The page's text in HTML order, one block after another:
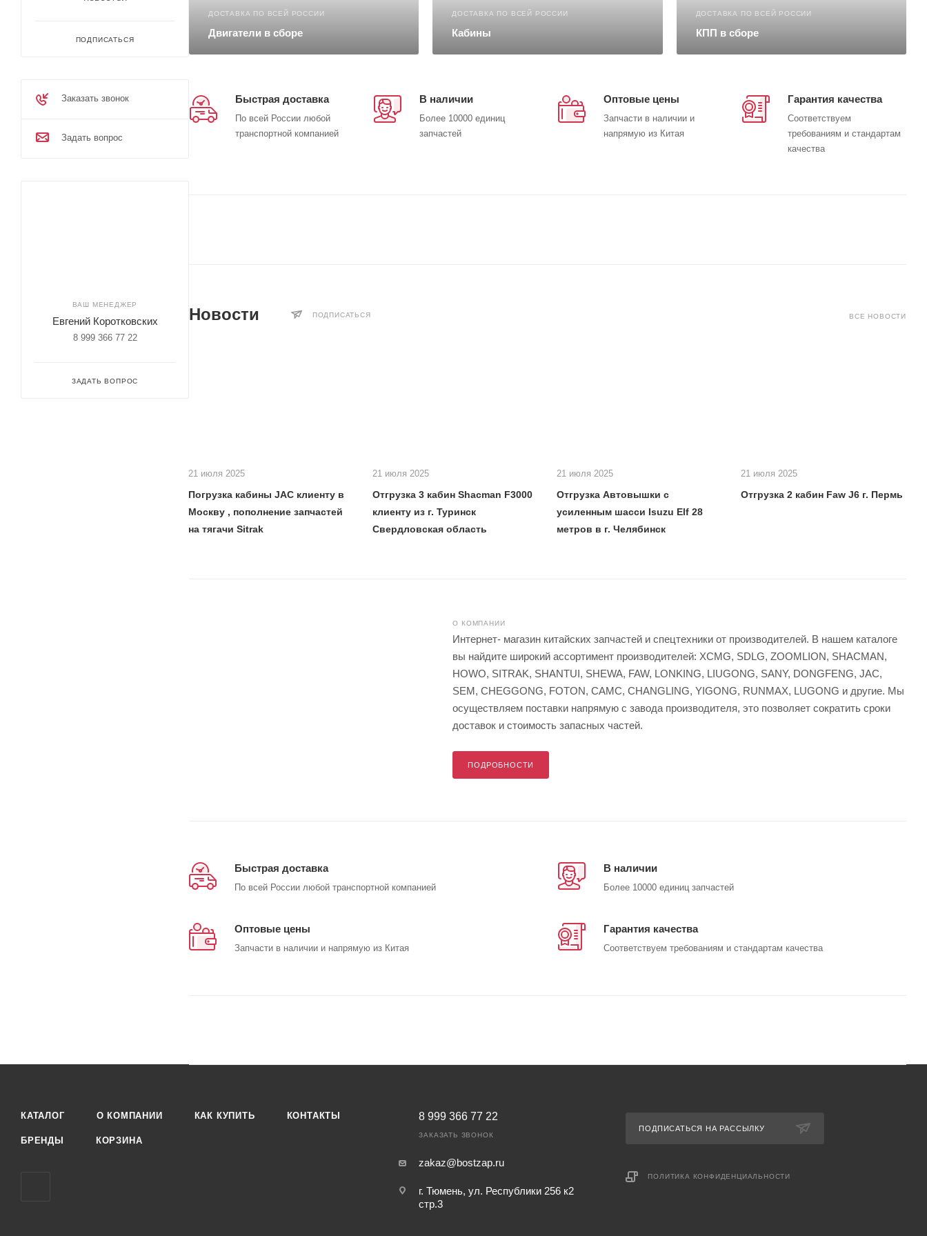
ДОСТАВКА ПО ВСЕЙ РОССИИ
Двигатели в сборе
ДОСТАВКА ПО ВСЕЙ РОССИИ
Кабины
ДОСТАВКА ПО ВСЕЙ РОССИИ
КПП в сборе
Быстрая доставка
По всей России любой
транспортной компанией
В наличии
Более 10000 единиц
запчастей
Оптовые цены
Запчасти в наличии и
напрямую из Китая
Гарантия качества
Соответствуем
требованиям и стандартам
качества
Новости ПОДПИСАТЬСЯ ВСЕ НОВОСТИ
21 июля 2025
Погрузка кабины JAC клиенту в
Москву , пополнение запчастей
на тягачи Sitrak
21 июля 2025
Отгрузка 3 кабин Shacman F3000
клиенту из г. Туринск
Свердловская область
21 июля 2025
Отгрузка Автовышки с
усиленным шасси Isuzu Elf 28
метров в г. Челябинск
21 июля 2025
Отгрузка 2 кабин Faw J6 г. Пермь
О КОМПАНИИ
Интернет- магазин китайских запчастей и спецтехники от производителей. В нашем каталоге
вы найдите широкий ассортимент производителей: XCMG, SDLG, ZOOMLION, SHACMAN,
HOWO, SITRAK, SHANTUI, SHEWA, FAW, LONKING, LIUGONG, SANY, DONGFENG, JAC,
SEM, CHEGGONG, FOTON, CAMC, CHANGLING, YIGONG, RUNMAX, LUGONG и другие. Мы
осуществляем поставки напрямую с завода производителя, это позволяет сократить сроки
доставок и стоимость запасных частей.
ПОДРОБНОСТИ
Быстрая доставка
По всей России любой транспортной компанией
В наличии
Более 10000 единиц запчастей
Оптовые цены
Запчасти в наличии и напрямую из Китая
Гарантия качества
Соответствуем требованиям и стандартам качества
ПОДПИСАТЬСЯ
Заказать звонок
Задать вопрос
ВАШ МЕНЕДЖЕР
Евгений Коротковских
8 999 366 77 22
ЗАДАТЬ ВОПРОС
КАТАЛОГ О КОМПАНИИ КАК КУПИТЬ КОНТАКТЫ
БРЕНДЫ КОРЗИНА
8 999 366 77 22
ЗАКАЗАТЬ ЗВОНОК
zakaz@bostzap.ru
г. Тюмень, ул. Республики 256 к2
стр.3
ПОДПИСАТЬСЯ НА РАССЫЛКУ
ПОЛИТИКА КОНФИДЕНЦИАЛЬНОСТИ